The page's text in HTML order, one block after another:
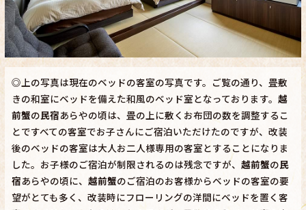
◎上の写真は現在のベッドの客室の写真です。ご覧の通り、畳敷
きの和室にベッドを備えた和風のベッド室となっております。 越
前蟹の民宿あらやの頃は、畳の上に敷くお布団の数を調整するこ
とですべての客室でお子さんにご宿泊いただけたのですが、改装
後のベッドの客室は大人お二人様専用の客室とすることになりま
した。お子様のご宿泊が制限されるのは残念ですが、 越前蟹の民
宿あらやの頃に、 越前蟹のご宿泊のお客様からベッドの客室の要
望がとても多く、改装時にフローリングの洋間にベッドを置く客